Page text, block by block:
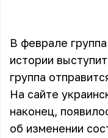
В феврале
истории
группа
На сайте
наконец,
об изменении